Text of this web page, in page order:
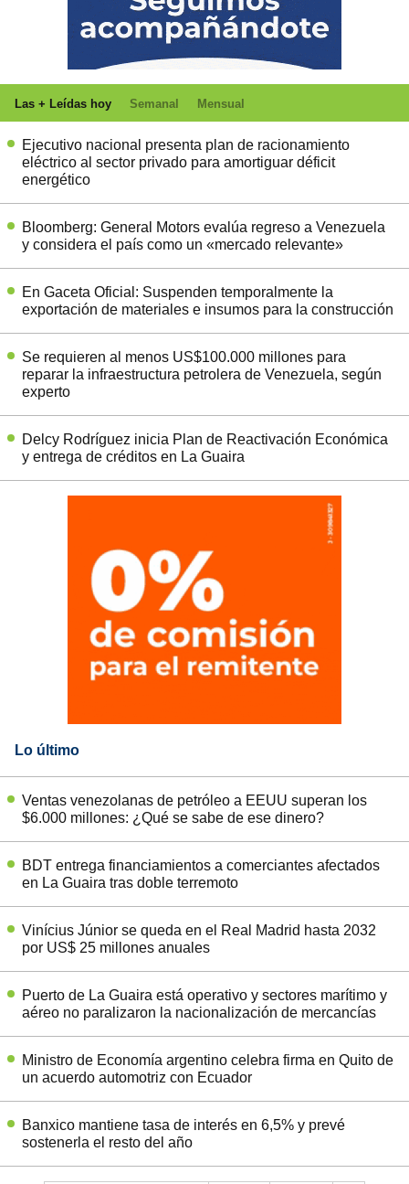
Las + Leídas hoy Semanal Mensual
Ejecutivo nacional presenta plan de racionamiento
eléctrico al sector privado para amortiguar déficit
energético
Bloomberg: General Motors evalúa regreso a Venezuela
y considera el país como un «mercado relevante»
En Gaceta Oficial: Suspenden temporalmente la
exportación de materiales e insumos para la construcción
Se requieren al menos US$100.000 millones para
reparar la infraestructura petrolera de Venezuela, según
experto
Delcy Rodríguez inicia Plan de Reactivación Económica
y entrega de créditos en La Guaira
Lo último
Ventas venezolanas de petróleo a EEUU superan los
$6.000 millones: ¿Qué se sabe de ese dinero?
BDT entrega financiamientos a comerciantes afectados
en La Guaira tras doble terremoto
Vinícius Júnior se queda en el Real Madrid hasta 2032
por US$ 25 millones anuales
Puerto de La Guaira está operativo y sectores marítimo y
aéreo no paralizaron la nacionalización de mercancías
Ministro de Economía argentino celebra firma en Quito de
un acuerdo automotriz con Ecuador
Banxico mantiene tasa de interés en 6,5% y prevé
sostenerla el resto del año